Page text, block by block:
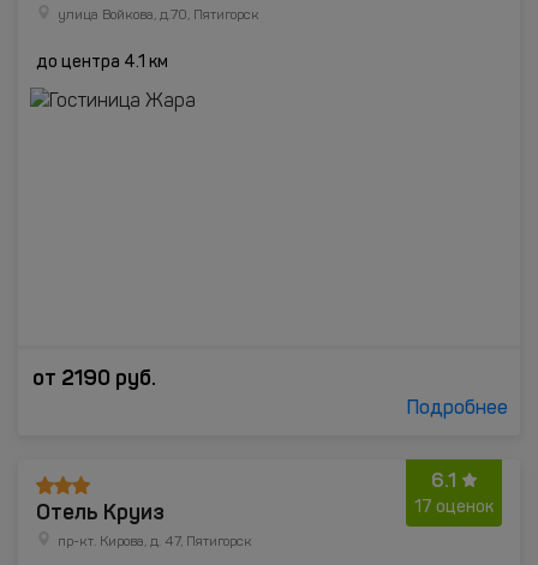
улица Войкова, д.70, Пятигорск
до центра 4.1 км
от 2190 руб.
Подробнее
6.1
17 оценок
Отель Круиз
пр-кт. Кирова, д. 47, Пятигорск